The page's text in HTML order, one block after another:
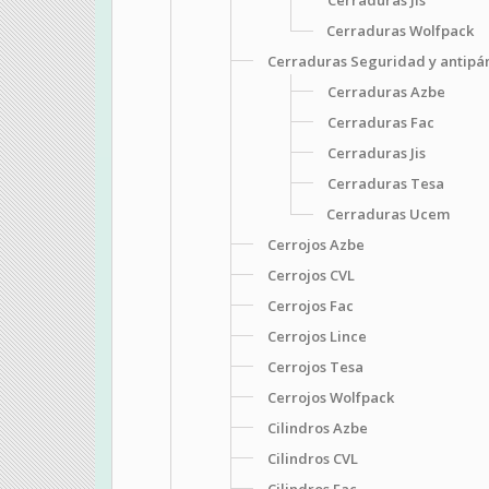
Cerraduras Wolfpack
Cerraduras Seguridad y
Cerraduras Azbe
Cerraduras Fac
Cerraduras Jis
Cerraduras Tesa
Cerraduras Ucem
Cerrojos Azbe
Cerrojos CVL
Cerrojos Fac
Cerrojos Lince
Cerrojos Tesa
Cerrojos Wolfpack
Cilindros Azbe
Cilindros CVL